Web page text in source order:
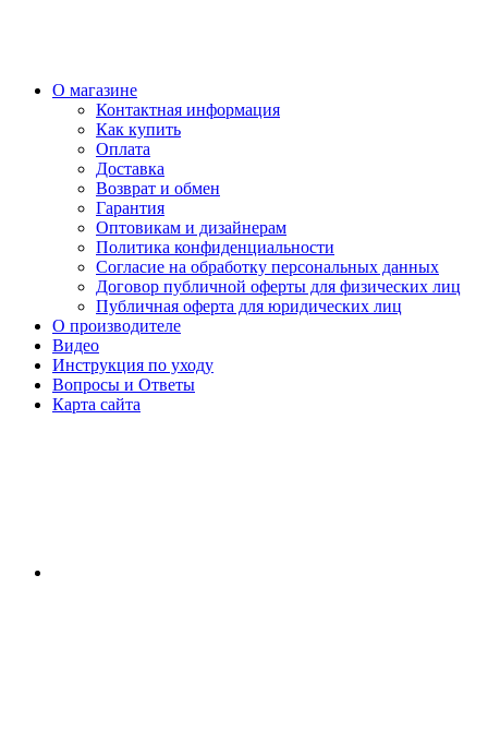
О магазине
Контактная информация
Как купить
Оплата
Доставка
Возврат и обмен
Гарантия
Оптовикам и дизайнерам
Политика конфиденциальности
Согласие на обработку персональных данных
Договор публичной оферты для физических лиц
Публичная оферта для юридических лиц
О производителе
Видео
Инструкция по уходу
Вопросы и Ответы
Карта сайта